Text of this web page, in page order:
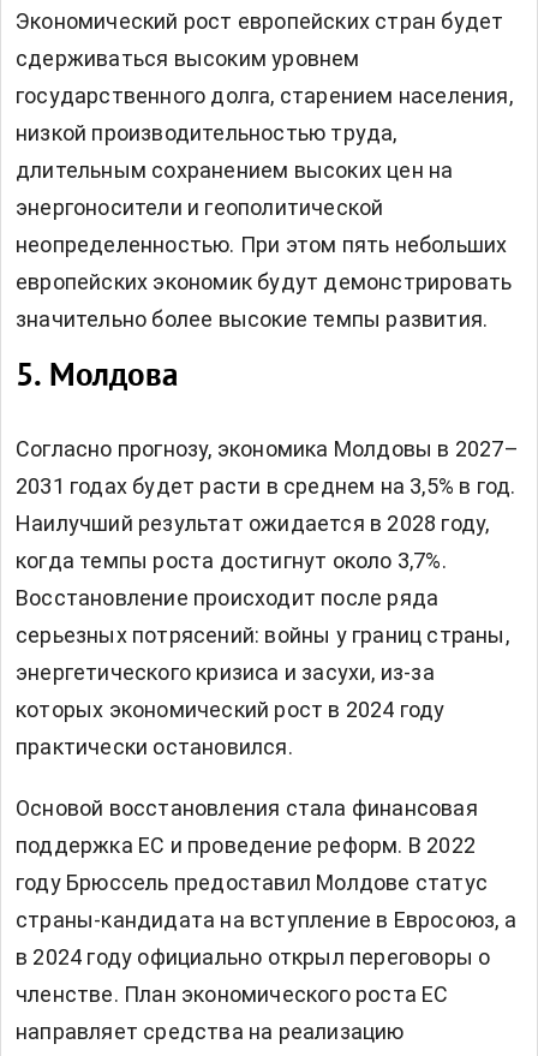
Экономический рост европейских стран будет
сдерживаться высоким уровнем
государственного долга, старением населения,
низкой производительностью труда,
длительным сохранением высоких цен на
энергоносители и геополитической
неопределенностью. При этом пять небольших
европейских экономик будут демонстрировать
значительно более высокие темпы развития.
5. Молдова
Согласно прогнозу, экономика Молдовы в 2027–
2031 годах будет расти в среднем на 3,5% в год.
Наилучший результат ожидается в 2028 году,
когда темпы роста достигнут около 3,7%.
Восстановление происходит после ряда
серьезных потрясений: войны у границ страны,
энергетического кризиса и засухи, из-за
которых экономический рост в 2024 году
практически остановился.
Основой восстановления стала финансовая
поддержка ЕС и проведение реформ. В 2022
году Брюссель предоставил Молдове статус
страны-кандидата на вступление в Евросоюз, а
в 2024 году официально открыл переговоры о
членстве. План экономического роста ЕС
направляет средства на реализацию